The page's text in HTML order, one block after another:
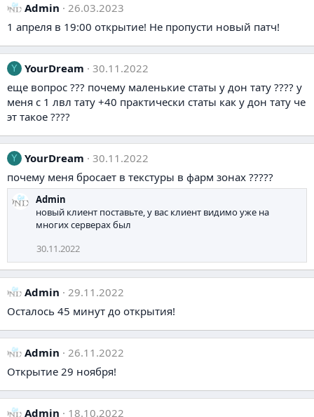
Admin
26.03.2023
1 апреля в 19:00 открытие! Не пропусти новый патч!
Y YourDream
30.11.2022
еще вопрос ??? почему маленькие статы у дон тату ???? у
меня с 1 лвл тату +40 практически статы как у дон тату че
эт такое ????
Y YourDream
30.11.2022
почему меня бросает в текстуры в фарм зонах ?????
Admin
новый клиент поставьте, у вас клиент видимо уже на
многих серверах был
30.11.2022
Admin
29.11.2022
Осталось 45 минут до открытия!
Admin
26.11.2022
Открытие 29 ноября!
Admin
18.10.2022